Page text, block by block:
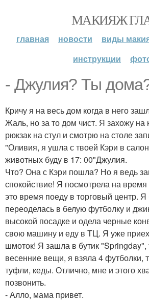
МАКИЯЖ
главная новости виды
инструкции
- Джулия? Ты
Кричу я на весь дом когда в него
Жаль, но за то дом чист. Я захожу на
рюкзак на стул и смотрю на столе
"Оливия, я ушла с твоей Кэри в
животных буду в 17: 00"Джулия.
Что? Она с Кэри пошла? Но я ведь
спокойствие! Я посмотрела на
это время поеду в торговый центр.
переоделась в белую футболку и
высокой посадке и одела черные
свою машину и еду в ТЦ. Я уже
шмоток! Я зашла в бутик "Springday",
весенние вещи, я взяла 4 футболки,
туфли, кеды. Отлично, мне и этого
позвонить.
- Алло, мама привет.